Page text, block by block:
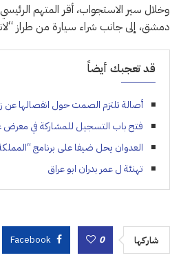
وخلال سير الاستجواب، أقر المتهم
دمشق، إلى جانب شراء سيارة من طراز
قد تعجبك أيضاً
أصالة تلتزم الصمت حول انفصالها عن
فتح باب التسجيل للمشاركة في معرض
العدوان يحل ضيفا على برنامج
تهنئة ل عمر بدران ابو عراق
شاركها 0
Facebook